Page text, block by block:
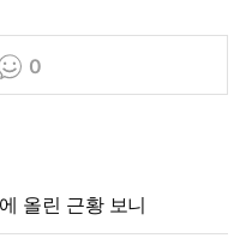
0
올린 근황 보니